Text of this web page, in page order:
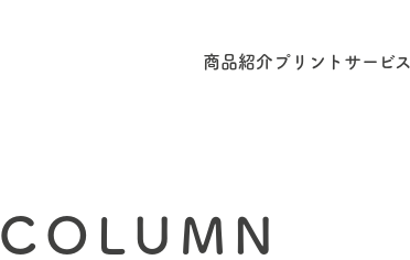
商品紹介 プリントサービス
COLUMN